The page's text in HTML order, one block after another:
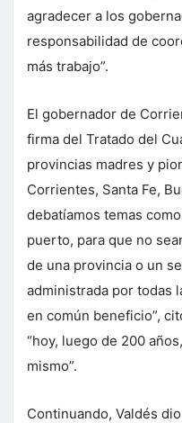
agradecer a los
responsabilidad de
más trabajo”.
El gobernador de
firma del Tratado del
provincias madres y
Corrientes, Santa Fe,
debatíamos temas
puerto, para que no
de una provincia o un
administrada por todas
en común beneficio”,
“hoy, luego de 200
mismo”.
Continuando, Valdés